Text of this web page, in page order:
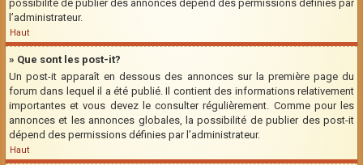
possibilité de publier des annonces dépend des permissions définies par
l’administrateur.
Haut
» Que sont les post-it?
Un post-it apparaît en dessous des annonces sur la première page du
forum dans lequel il a été publié. Il contient des informations relativement
importantes et vous devez le consulter régulièrement. Comme pour les
annonces et les annonces globales, la possibilité de publier des post-it
dépend des permissions définies par l’administrateur.
Haut